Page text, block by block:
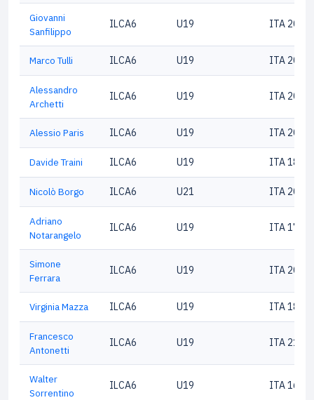
Giovanni
Sanfilippo
ILCA6 U19 ITA
Marco Tulli ILCA6 U19 ITA
Alessandro
Archetti
ILCA6 U19 ITA
Alessio Paris ILCA6 U19 ITA
Davide Traini ILCA6 U19 ITA
Nicolò Borgo ILCA6 U21 ITA
Adriano
Notarangelo
ILCA6 U19 ITA
Simone
Ferrara
ILCA6 U19 ITA
Virginia Mazza ILCA6 U19 ITA
Francesco
Antonetti
ILCA6 U19 ITA
Walter
Sorrentino
ILCA6 U19 ITA